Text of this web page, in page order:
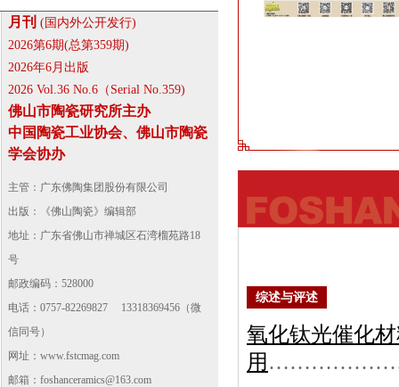
月刊 (国内外公开发行)
2026第6期(总第359期)
2026年6月出版
2026 Vol.36 No.6（Serial No.359)
佛山市陶瓷研究所主办
中国陶瓷工业协会、佛山市陶瓷
学会协办
主管：广东佛陶集团股份有限公司
出版：《佛山陶瓷》编辑部
地址：广东省佛山市禅城区石湾榴苑路18
号
邮政编码：528000
电话：0757-82269827 13318369456（微
信同号）
网址： www.fstcmag.com
邮箱：foshanceramics@163.com
综述与评述
氧化钛光催化
用